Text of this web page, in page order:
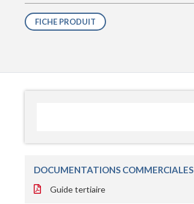
FICHE PRODUIT
DOCUMENTATIONS COMMERCIALES
Guide tertiaire